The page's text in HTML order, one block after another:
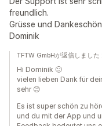
freundlich.
Grüsse und Dankeschön
Dominik
TFTW GmbHが返信しまし
Hi Dominik 🙂
vielen lieben Dank für
sehr 😊
Es ist super schön zu
und du mit der App und